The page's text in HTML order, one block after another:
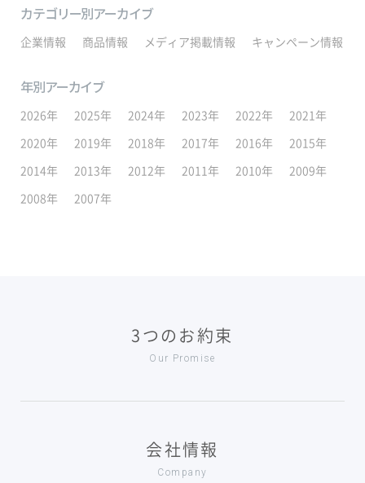
カテゴリー別アーカイブ
企業情報 商品情報 メディア掲載情報 キャンペーン情報
年別アーカイブ
2026年 2025年 2024年 2023年 2022年
2021年
2020年
2019年 2018年 2017年 2016年
2015年
2014年
2013年 2012年 2011年 2010年
2009年
2008年
2007年
3つのお約束
Our Promise
会社情報
Company